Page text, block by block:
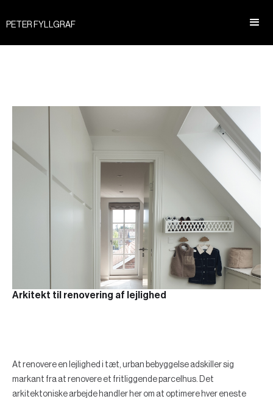
PETER FYLLGRAF
Arkitekt til renovering af lejlighed
At renovere en lejlighed i tæt, urban bebyggelse adskiller sig
markant fra at renovere et fritliggende parcelhus. Det
arkitektoniske arbejde handler her om at optimere hver eneste